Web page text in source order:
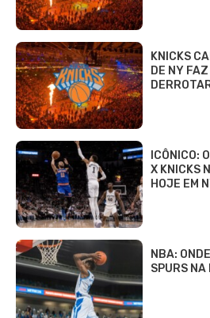
KNICKS
DE NY
ICÔNICO:
X KNICKS
HOJE EM
NBA:
SPURS NA